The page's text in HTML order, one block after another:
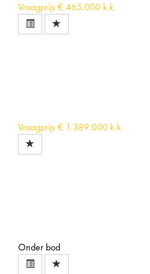
Vraagprijs € 465.000 k.k.
Vraagprijs € 1.389.000 k.k.
Onder bod